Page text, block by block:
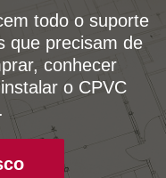
todo o suporte
que precisam de
conhecer
o CPVC